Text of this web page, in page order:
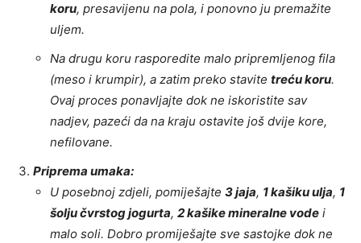
koru, presavijenu na pola, i ponovno ju premažite
uljem.
Na drugu koru rasporedite malo pripremljenog fila
(meso i krumpir), a zatim preko stavite treću koru.
Ovaj proces ponavljajte dok ne iskoristite sav
nadjev, pazeći da na kraju ostavite još dvije kore,
nefilovane.
Priprema umaka:
U posebnoj zdjeli, pomiješajte 3 jaja, 1 kašiku ulja, 1
šolju čvrstog jogurta, 2 kašike mineralne vode i
malo soli. Dobro promiješajte sve sastojke dok ne